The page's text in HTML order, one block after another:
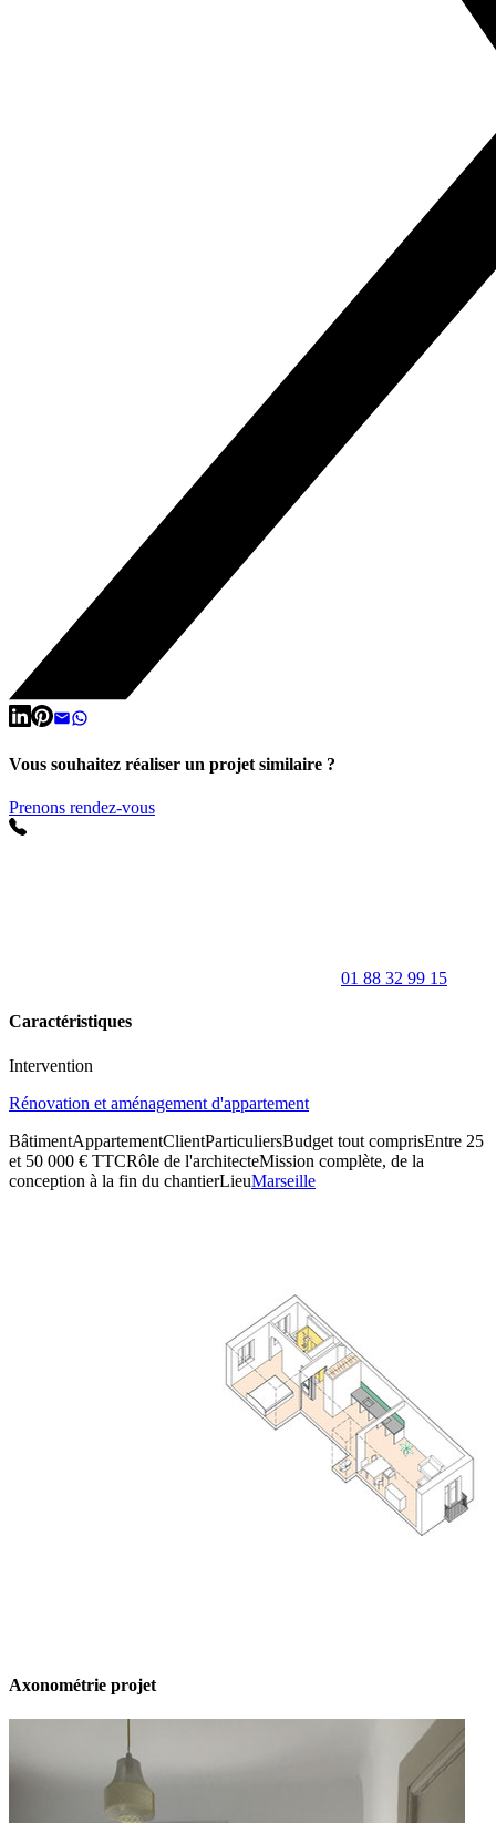
Vous souhaitez réaliser un projet similaire ?
Prenons rendez-vous
01 88 32 99 15
Caractéristiques
Intervention
Rénovation et aménagement d'appartement
BâtimentAppartementClientParticuliersBudget tout comprisEntre 25
et 50 000 € TTCRôle de l'architecteMission complète, de la
conception à la fin du chantierLieuMarseille
Axonométrie projet